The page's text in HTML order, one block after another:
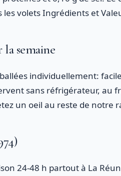
volets Ingrédients et
semaine
individuellement:
sans réfrigérateur, au
un oeil au reste de notre
24-48 h partout à La